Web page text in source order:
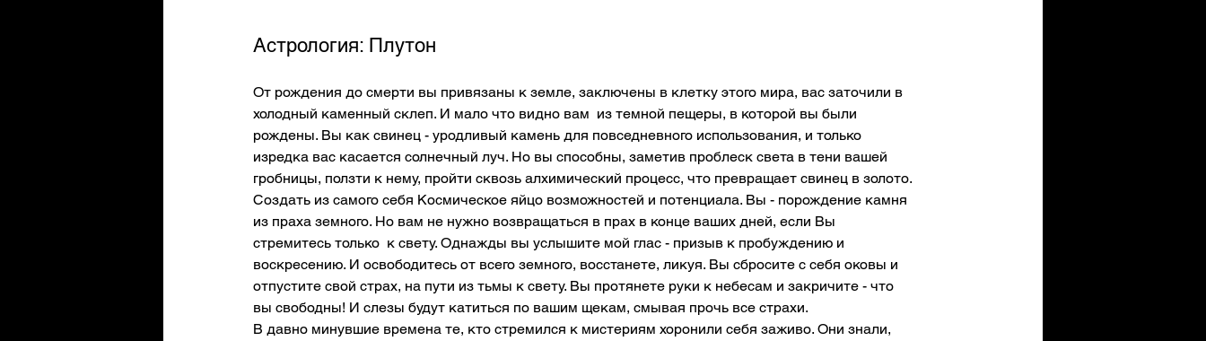
Астрология: Плутон
От рождения до смерти вы привязаны к земле, заключены в клетку этого мира, вас заточили в
холодный каменный склеп. И мало что видно вам  из темной пещеры, в которой вы были
рождены. Вы как свинец - уродливый камень для повседневного использования, и только
изредка вас касается солнечный луч. Но вы способны, заметив проблеск света в тени вашей
гробницы, ползти к нему, пройти сквозь алхимический процесс, что превращает свинец в золото.
Создать из самого себя Космическое яйцо возможностей и потенциала. Вы - порождение камня
из праха земного. Но вам не нужно возвращаться в прах в конце ваших дней, если Вы
стремитесь только  к свету. Однажды вы услышите мой глас - призыв к пробуждению и
воскресению. И освободитесь от всего земного, восстанете, ликуя. Вы сбросите с себя оковы и
отпустите свой страх, на пути из тьмы к свету. Вы протянете руки к небесам и закричите - что
вы свободны! И слезы будут катиться по вашим щекам, смывая прочь все страхи.
В давно минувшие времена те, кто стремился к мистериям хоронили себя заживо. Они знали,